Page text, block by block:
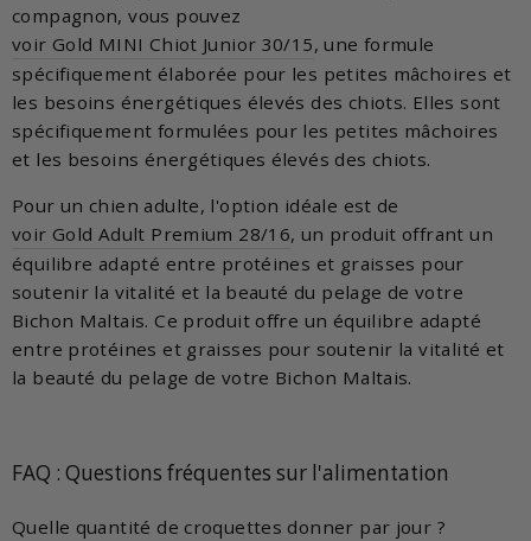
compagnon, vous pouvez
voir Gold MINI Chiot Junior 30/15, une formule
spécifiquement élaborée pour les petites mâchoires et
les besoins énergétiques élevés des chiots. Elles sont
spécifiquement formulées pour les petites mâchoires
et les besoins énergétiques élevés des chiots.
Pour un chien adulte, l'option idéale est de
voir Gold Adult Premium 28/16, un produit offrant un
équilibre adapté entre protéines et graisses pour
soutenir la vitalité et la beauté du pelage de votre
Bichon Maltais. Ce produit offre un équilibre adapté
entre protéines et graisses pour soutenir la vitalité et
la beauté du pelage de votre Bichon Maltais.
FAQ : Questions fréquentes sur l'alimentation
Quelle quantité de croquettes donner par jour ?